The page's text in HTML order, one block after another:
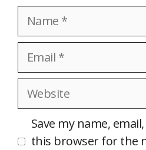
Name
Email
Website
Save my name,
this browser for the